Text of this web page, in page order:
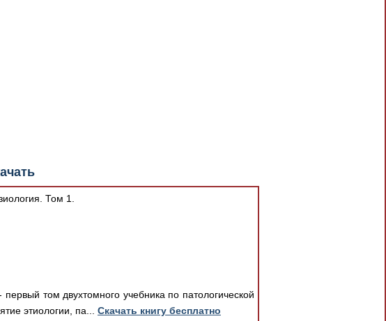
Том 1.
том двухтомного учебника по патологической
этиологии, па... Скачать книгу бесплатно